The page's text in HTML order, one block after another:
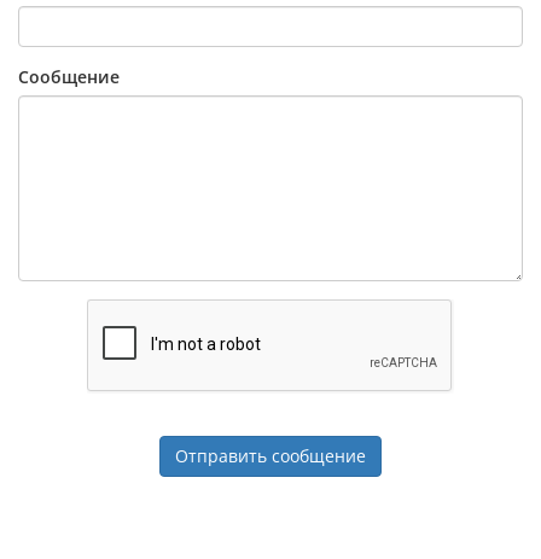
Сообщение
Отправить сообщение